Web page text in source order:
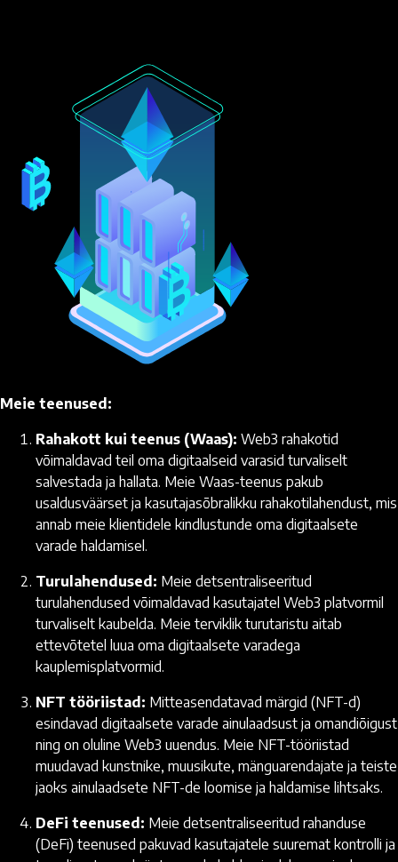
Meie teenused:
Rahakott kui teenus (Waas): Web3 rahakotid
võimaldavad teil oma digitaalseid varasid turvaliselt
salvestada ja hallata. Meie Waas-teenus pakub
usaldusväärset ja kasutajasõbralikku rahakotilahendust, mis
annab meie klientidele kindlustunde oma digitaalsete
varade haldamisel.
Turulahendused: Meie detsentraliseeritud
turulahendused võimaldavad kasutajatel Web3 platvormil
turvaliselt kaubelda. Meie terviklik turutaristu aitab
ettevõtetel luua oma digitaalsete varadega
kauplemisplatvormid.
NFT tööriistad: Mitteasendatavad märgid (NFT-d)
esindavad digitaalsete varade ainulaadsust ja omandiõigust
ning on oluline Web3 uuendus. Meie NFT-tööriistad
muudavad kunstnike, muusikute, mänguarendajate ja teiste
jaoks ainulaadsete NFT-de loomise ja haldamise lihtsaks.
DeFi teenused: Meie detsentraliseeritud rahanduse
(DeFi) teenused pakuvad kasutajatele suuremat kontrolli ja